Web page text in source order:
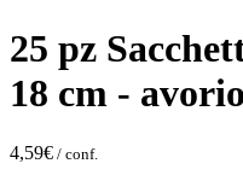
25 pz
18 cm - avorio
4,59€ / conf.